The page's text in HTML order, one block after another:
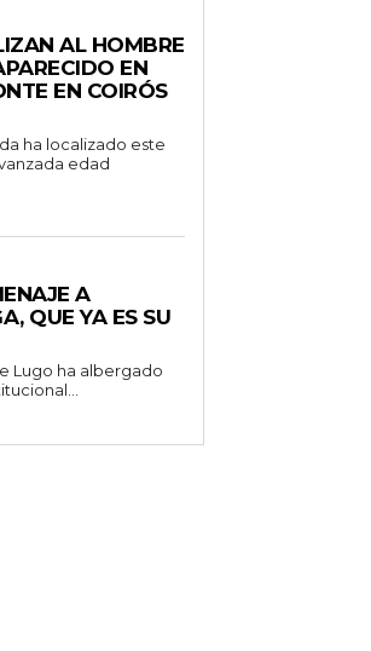
AL HOMBRE
EN
EN COIRÓS
ha localizado este
edad
A
QUE YA ES SU
Lugo ha albergado